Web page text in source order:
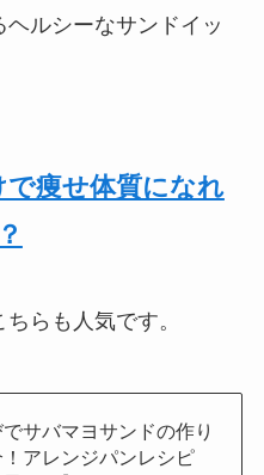
ルシーなサンドイッ
で痩せ体質になれ
らも人気です。
サバマヨサンドの作り
アレンジパンレシピ